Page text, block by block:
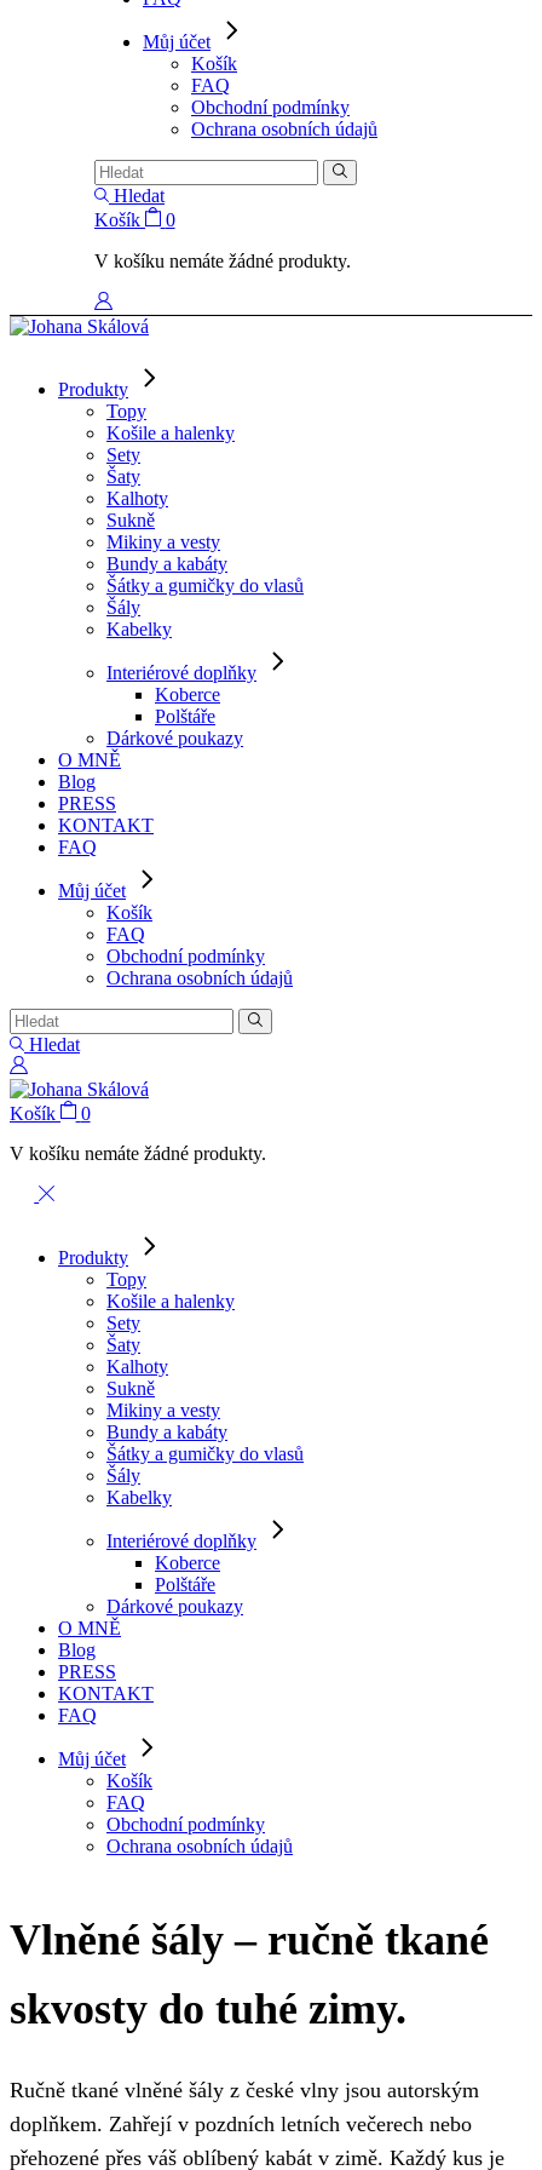
Můj účet
Košík
FAQ
Obchodní podmínky
Ochrana osobních údajů
Hledat
Košík
0
V košíku nemáte žádné produkty.
Produkty
Topy
Košile a halenky
Sety
Šaty
Kalhoty
Sukně
Mikiny a vesty
Bundy a kabáty
Šátky a gumičky do vlasů
Šály
Kabelky
Interiérové doplňky
Koberce
Polštáře
Dárkové poukazy
O MNĚ
Blog
PRESS
KONTAKT
FAQ
Můj účet
Košík
FAQ
Obchodní podmínky
Ochrana osobních údajů
Hledat
Košík
0
V košíku nemáte žádné produkty.
Produkty
Topy
Košile a halenky
Sety
Šaty
Kalhoty
Sukně
Mikiny a vesty
Bundy a kabáty
Šátky a gumičky do vlasů
Šály
Kabelky
Interiérové doplňky
Koberce
Polštáře
Dárkové poukazy
O MNĚ
Blog
PRESS
KONTAKT
FAQ
Můj účet
Košík
FAQ
Obchodní podmínky
Ochrana osobních údajů
Vlněné šály – ručně tkané
skvosty do tuhé zimy.
Ručně tkané vlněné šály z české vlny jsou autorským
doplňkem. Zahřejí v pozdních letních večerech nebo
přehozené přes váš oblíbený kabát v zimě. Každý kus je